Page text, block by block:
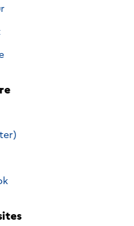
sur
sur
sur
sur